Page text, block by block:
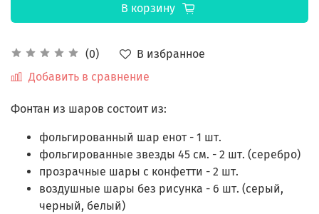
(0)
В избранное
Добавить в сравнение
В корзину
Фонтан из шаров состоит из:
фольгированный шар енот - 1 шт.
фольгированные звезды 45 см. - 2 шт. (серебро)
прозрачные шары с конфетти - 2 шт.
воздушные шары без рисунка - 6 шт. (серый,
черный, белый)